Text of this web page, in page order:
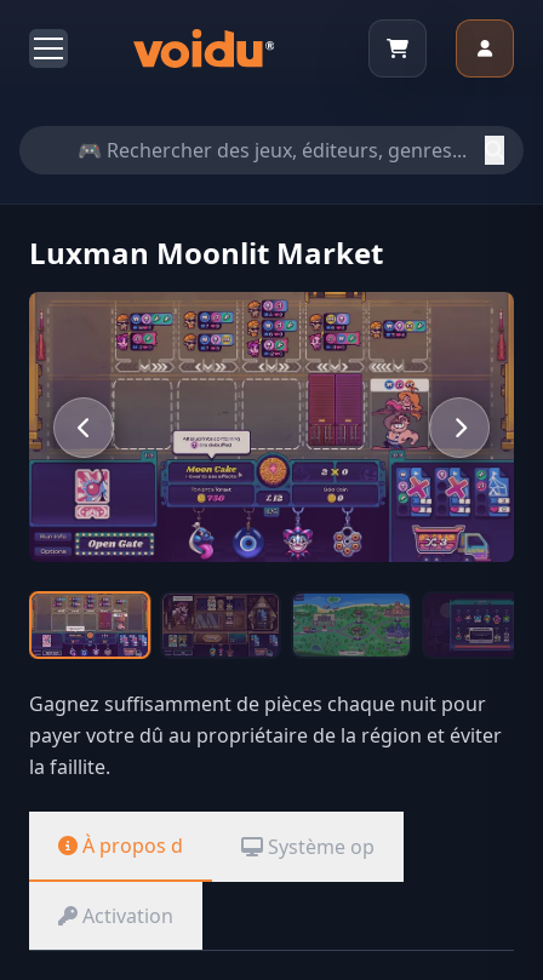
Luxman Moonlit Market
Gagnez suffisamment de pièces chaque nuit pour
payer votre dû au propriétaire de la région et éviter
la faillite.
À propos d Système op
Activation